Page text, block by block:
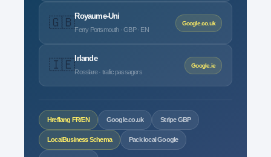
🇬🇧Royaume-Uni
Ferry Portsmouth · GBP · EN
Google.co.uk
🇮🇪Irlande
Rosslare · trafic passagers
Google.ie
Hreflang FR/EN Google.co.uk StripeGBP
LocalBusiness Schema Pack local Google